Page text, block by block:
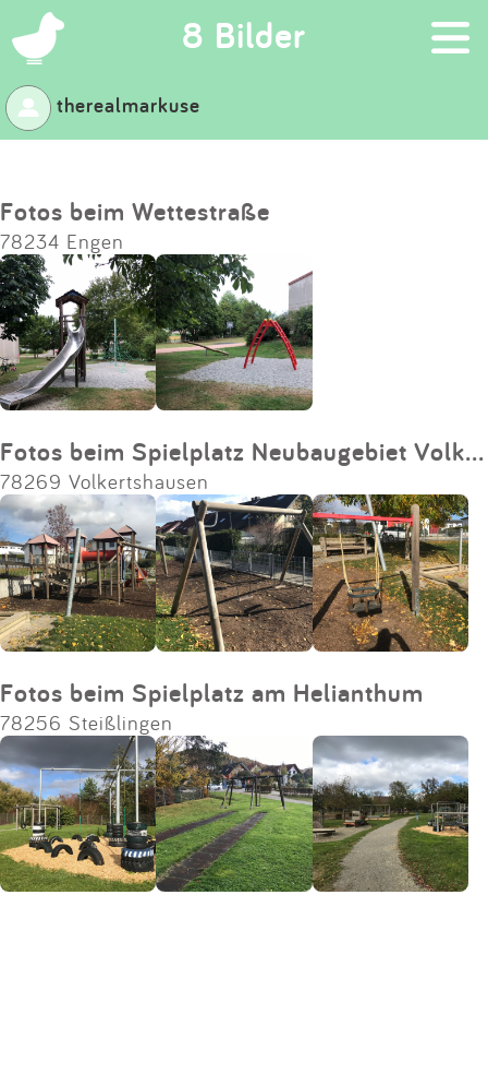
8 Bilder ×
Suchen
Eintragen
App
Blog
Partner
Kontakt
Impressum
Anmelden
therealmarkuse
Fotos beim Wettestraße
78234 Engen
Fotos beim Spielplatz Neubaugebiet Volkertshausen
78269 Volkertshausen
Fotos beim Spielplatz am Helianthum
78256 Steißlingen